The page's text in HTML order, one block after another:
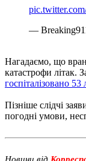
—
Нагадаємо, що
катастрофи літак.
госпіталізовано
Пізніше слідчі
погодні умови,
Новини від